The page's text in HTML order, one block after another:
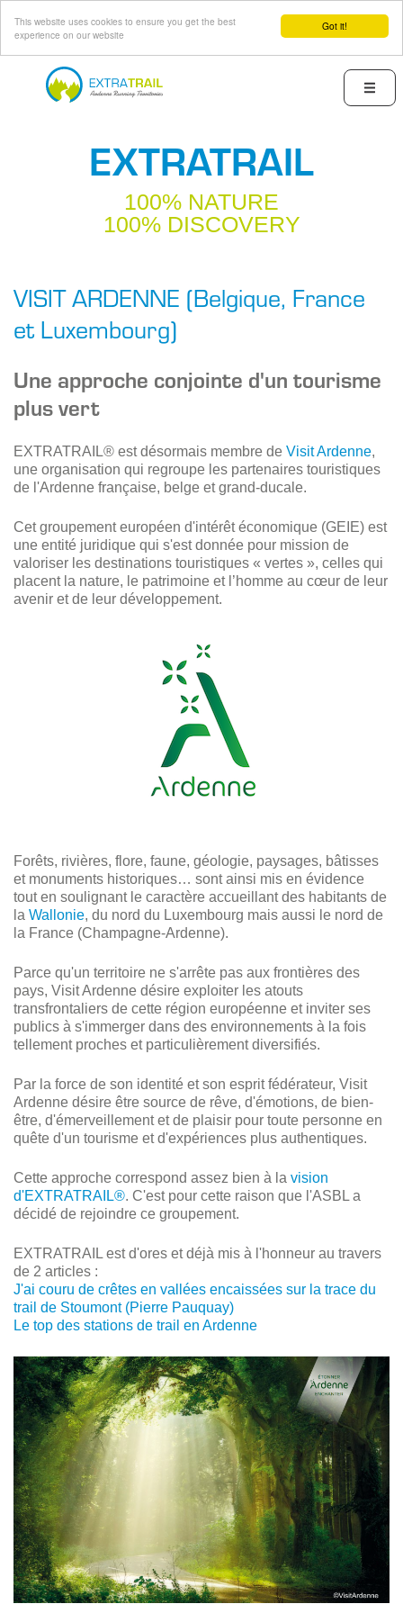
Got it!
This website uses cookies to ensure you get the best
experience on our website
Menu
EXTRATRAIL
100% NATURE
100% DISCOVERY
VISIT ARDENNE (Belgique, France
et Luxembourg)
Une approche conjointe d'un tourisme
plus vert
EXTRATRAIL® est désormais membre de Visit Ardenne,
une organisation qui regroupe les partenaires touristiques
de l'Ardenne française, belge et grand-ducale.
Cet groupement européen d'intérêt économique (GEIE) est
une entité juridique qui s'est donnée pour mission de
valoriser les destinations touristiques « vertes », celles qui
placent la nature, le patrimoine et l’homme au cœur de leur
avenir et de leur développement.
Forêts, rivières, flore, faune, géologie, paysages, bâtisses
et monuments historiques… sont ainsi mis en évidence
tout en soulignant le caractère accueillant des habitants de
la Wallonie, du nord du Luxembourg mais aussi le nord de
la France (Champagne-Ardenne).
Parce qu'un territoire ne s'arrête pas aux frontières des
pays, Visit Ardenne désire exploiter les atouts
transfrontaliers de cette région européenne et inviter ses
publics à s'immerger dans des environnements à la fois
tellement proches et particulièrement diversifiés.
Par la force de son identité et son esprit fédérateur, Visit
Ardenne désire être source de rêve, d'émotions, de bien-
être, d'émerveillement et de plaisir pour toute personne en
quête d'un tourisme et d'expériences plus authentiques.
Cette approche correspond assez bien à la vision
d'EXTRATRAIL®. C'est pour cette raison que l'ASBL a
décidé de rejoindre ce groupement.
EXTRATRAIL est d'ores et déjà mis à l'honneur au travers
de 2 articles :
J'ai couru de crêtes en vallées encaissées sur la trace du
trail de Stoumont (Pierre Pauquay)
Le top des stations de trail en Ardenne